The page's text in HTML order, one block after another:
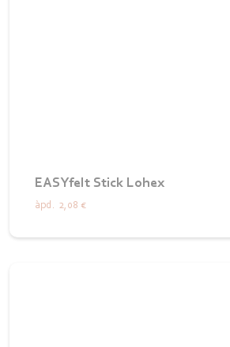
EASYfelt Stick Lohex
àpd. 2,08 €